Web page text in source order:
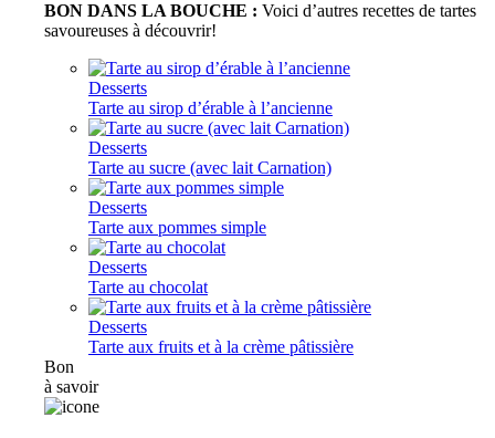
BON DANS LA BOUCHE : Voici d’autres recettes de tartes
savoureuses à découvrir!
Desserts
Tarte au sirop d’érable à l’ancienne
Desserts
Tarte au sucre (avec lait Carnation)
Desserts
Tarte aux pommes simple
Desserts
Tarte au chocolat
Desserts
Tarte aux fruits et à la crème pâtissière
Bon
à savoir